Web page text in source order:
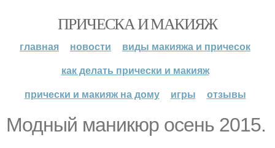
ПРИЧЕСКА И МАКИЯЖ
главная новости
виды макияжа и причесок
как делать прически и макияж
прически и макияж на дому
игры отзывы
Модный маникюр осень 2015.